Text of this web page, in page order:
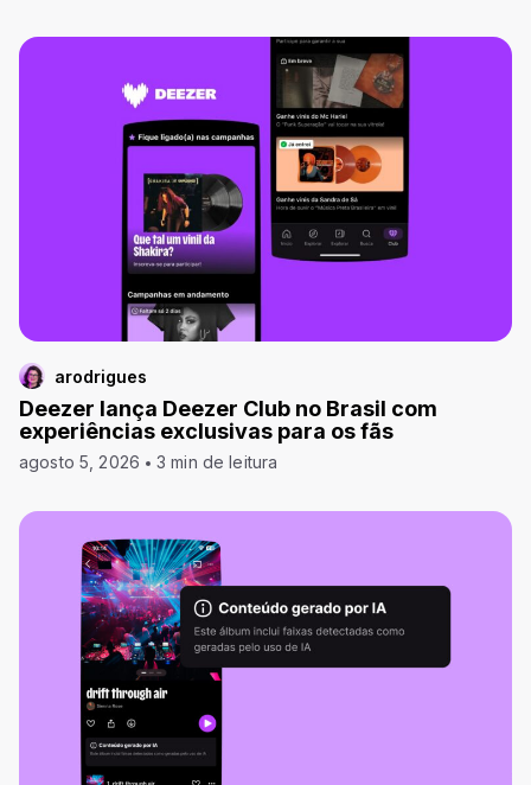
arodrigues
Deezer lança Deezer Club no Brasil com
experiências exclusivas para os fãs
agosto 5, 2026 3 min de leitura